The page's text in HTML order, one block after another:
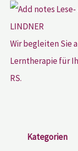
Wir begleiten Sie
Lerntherapie für
RS.
Kategorien